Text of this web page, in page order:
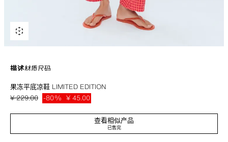
描述材质尺码
果冻平底凉鞋。夹脚设计。平底。圆头。
鞋底厚度：1 厘米
橙色 5519/710/070
果冻平底凉鞋 LIMITED EDITION
¥ 229.00 -80% ¥ 45.00
查看相似产品
已售完
¥